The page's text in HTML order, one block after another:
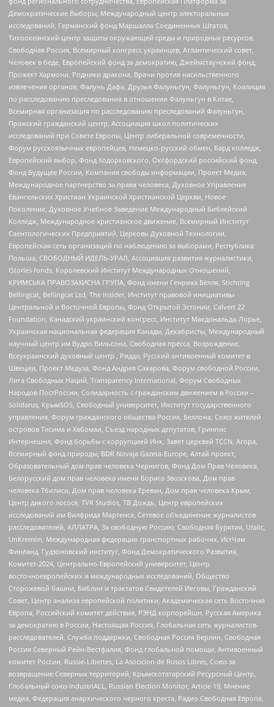
Демократические Выборы, Международный центр электоральных
исследований, Германский фонд Маршалла Соединенных Штатов,
Тихоокеанский центр защиты окружающей среды и природных ресурсов,
Свободная Россия, Всемирный конгресс украинцев, Атлантический совет,
Человек в беде, Европейский фонд за демократию, Джеймстаунский фонд,
Прожект Хармони, Родники дракона, Врачи против насильственного
извлечения органов, Фалунь Дафа, Друзья Фалуньгун, Фалуньгун, Коалиция
по расследованию преследования в отношении Фалуньгун в Китае,
Всемирная организация по расследованию преследований Фалуньгун,
Пражский гражданский центр, Ассоциация школ политических
исследований при Совете Европы, Центр либеральной современности,
Форум русскоязычных европейцев, Немецко-русский обмен, Бард колледж,
Европейский выбор, Фонд Ходорковского, Оксфордский российский фонд,
Фонд Будущее России, Компания свободы информации, Проект Медиа,
Международное партнерство за права человека, Духовное Управление
Евангельских Христиан Украинской Христианской Церкви, Новое
Поколение, Духовное Учебное Заведение Международный Библейский
Колледж, Международное христианское движение, Всемирный Институт
Саентологических Предприятий, Церковь Духовной Технологии,
Европейская сеть организаций по наблюдению за выборами, Республика
Польша, СВОБОДНЫЙ ИДЕЛЬ-УРАЛ, Ассоциация развития журналистики,
IStories fonds, Королевский Институт Международных Отношений,
КРИМСЬКА ПРАВОЗАХИСНА ГРУПА, Фонд имени Генриха Бёлля, Stichting
Bellingcat, Bellingcat Ltd, The Insider, Институт правовой инициативы
Центральной и Восточной Европы, Фонд Открытой Эстонии, Calvert 22
Foundation, Канадский украинский конгресс, Институт Макдональда-Лорье,
Украинская национальная федерация Канады, Декабристы, Международный
научный центр им Вудро Вильсона, Свободная пресса, Возрождение,
Всеукраинский духовный центр , Риддл, Русский антивоенный комитет в
Швеции, Проект Медуза, Фонд Андрея Сахарова, Форум свободной России,
Лига Свободных Наций, Transparеncy International, Форум Свободных
Народов ПостРоссии, Солидарность с гражданским движением в России –
Solidarus, КрымSOS, Свободный университет, Институт государственного
управления, Форум гражданского общества Россия, Беллона, Союз жителей
островов Тисима и Хабомаи, Съезд народных депутатов, Гринпис
Интернешнл, Фонд борьбы с коррупцией Инк, Завет церквей TCCN, Агора,
Всемирный фонд природы, BDR Novaja Gazeta-Europe, Алтай проект,
Образовательный дом прав человека Чернигов, Фонд Дом Прав Человека,
Белорусский дом прав человека имени Бориса Звозскова, Дом прав
человека Тбилиси, Дом прав человека Ереван, Дом прав человека Крым,
Центр дикого лосося, TVR Studios, ТВ Дождь, Центр европейских
исследований им Вилфрида Мартенса, Сетевое объединение журналистов
расследователей, АЛЛАТРА, За свободную Россию, Свободная Бурятия, Uralic,
UnKremlin, Международная федерация транспортных рабочих, ИстЧам
Финланд, Гудзоновский институт, Фонд Демократического Развития,
Комитет-2024, Центрально-Европейский университет, Центр
восточноевропейских и международных исследований, Общество
Сторожевой башни, Библии и трактатов Свидетелей Иеговы, Гражданский
Совет, Центр анализа европейской политики, Академическая сеть Восточная
Европа, Российский комитет действия, РЭНД корпорейшн, Русская Америка
за демократию в России, Настоящая Россия, Глобальная сеть журналистов-
расследователей, Служба поддержки, Свободная Россия Берлин, Свободная
Россия Северный Рейн-Вестфалия, Фонд глобальной помощи, Антивоенный
комитет России, Russie-Libertes, La Asocicion de Rusos Libres, Союз за
возвращение Северных территорий, Крымскотатарский Ресурсный Центр,
Глобальный союз IndustriALL, Russian Election Monitor, Article 19, Мнение
медиа, Федерация анархического черного креста, Радио Свободная Европа,